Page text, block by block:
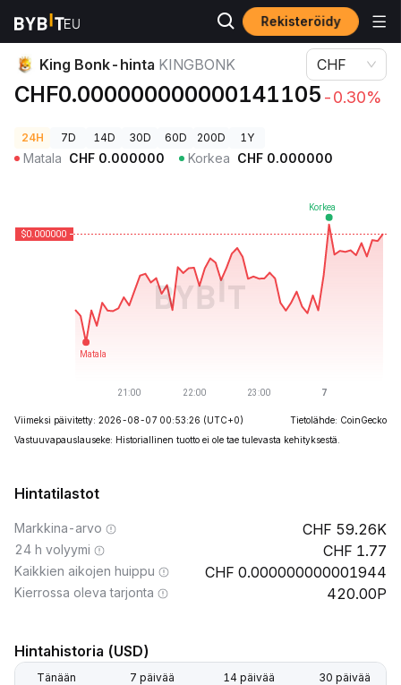
Rekisteröidy
Kryptohinnat King Bonk-hinta KINGBONK
King Bonk-hinta KINGBONK
CHF0.000000000000141105 -0.30%
CHF
24H 7D 14D 30D 60D 200D 1Y
Matala CHF 0.000000 Korkea CHF 0.000000
Viimeksi päivitetty: 2026-08-07 00:53:26 (UTC+0)
Tietolähde: CoinGecko
Vastuuvapauslauseke: Historiallinen tuotto ei ole tae tulevasta kehityksestä.
Hintatilastot
Markkina-arvo 59.26K
24 h volyymi 1.77
Kaikkien aikojen huippu 0.000000000001944
Kierrossa oleva tarjonta 420.00P
Hintahistoria (USD)
Tänään 7 päivää 14 päivää 30 päivää